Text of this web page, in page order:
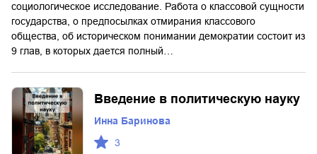
социологическое исследование. Работа о классовой сущности
государства, о предпосылках отмирания классового
общества, об историческом понимании демократии состоит из
9 глав, в которых дается полный…
Введение в политическую науку
Инна Баринова
3